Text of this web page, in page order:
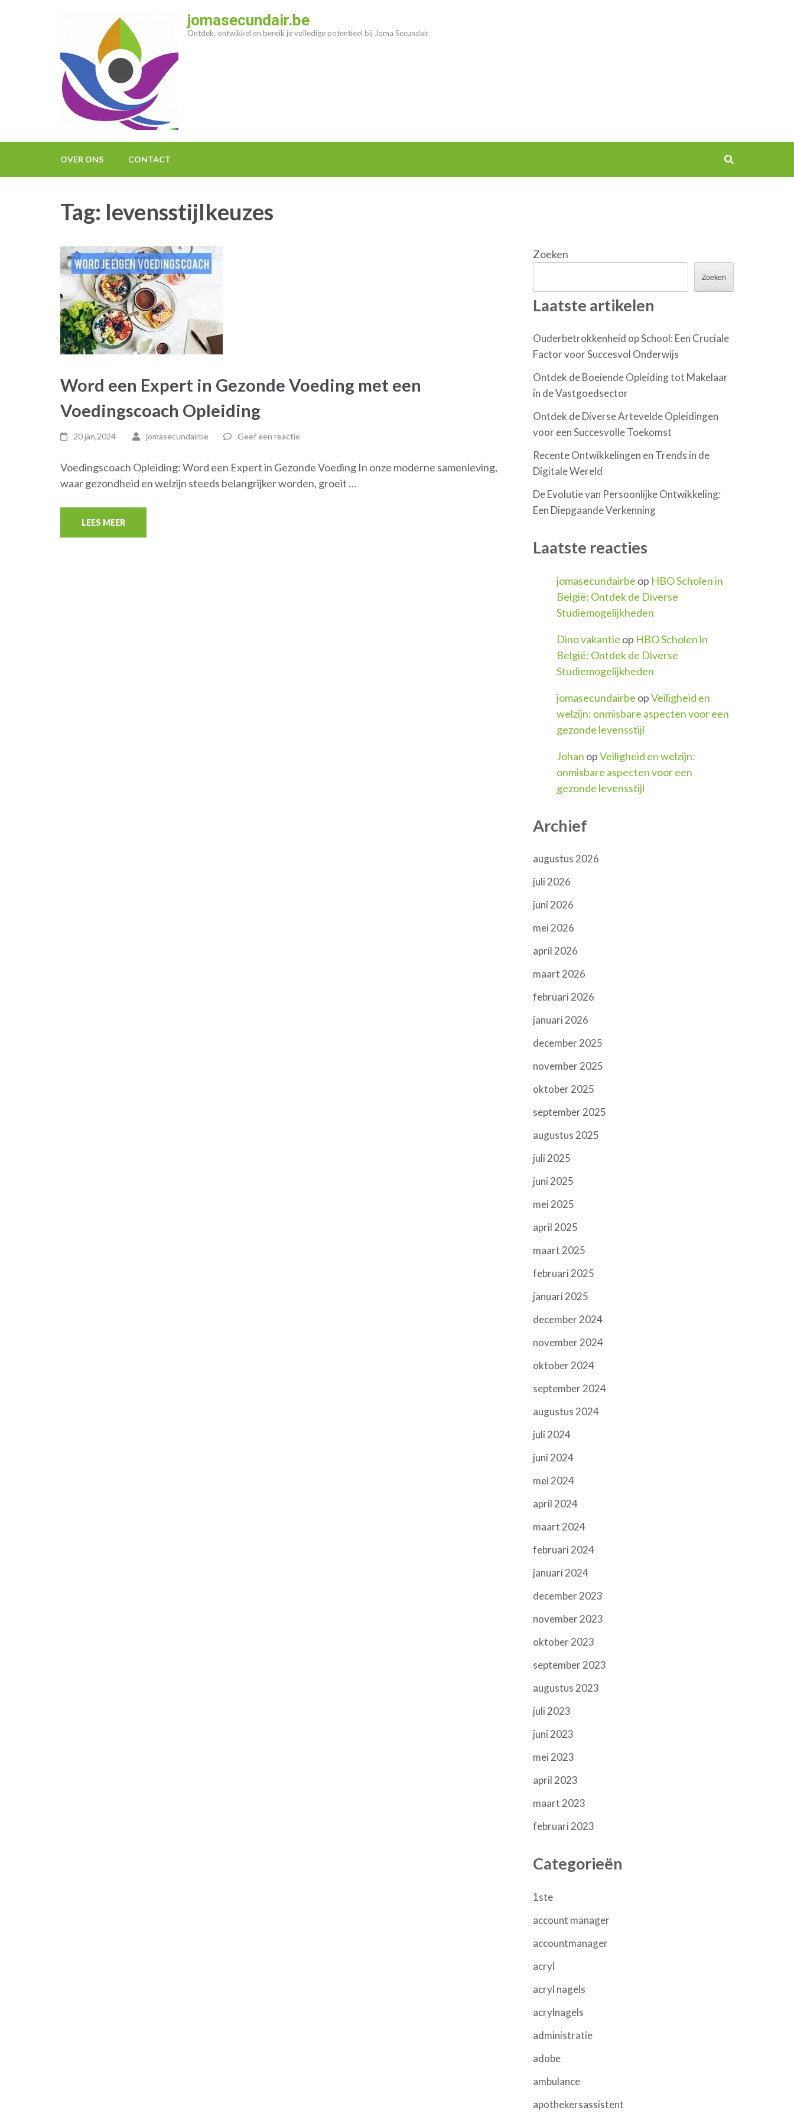
jomasecundair.be
Ontdek, ontwikkel en bereik je volledige potentieel bij Joma Secundair.
OVER ONS CONTACT
Tag: levensstijlkeuzes
Word een Expert in Gezonde Voeding met een
Voedingscoach Opleiding
20 jan,2024 jomasecundairbe Geef een reactie
Voedingscoach Opleiding: Word een Expert in Gezonde Voeding In onze moderne samenleving,
waar gezondheid en welzijn steeds belangrijker worden, groeit …
LEES MEER
Zoeken
Zoeken
Laatste artikelen
Ouderbetrokkenheid op School: Een Cruciale
Factor voor Succesvol Onderwijs
Ontdek de Boeiende Opleiding tot Makelaar
in de Vastgoedsector
Ontdek de Diverse Artevelde Opleidingen
voor een Succesvolle Toekomst
Recente Ontwikkelingen en Trends in de
Digitale Wereld
De Evolutie van Persoonlijke Ontwikkeling:
Een Diepgaande Verkenning
Laatste reacties
jomasecundairbe op HBO Scholen in
België: Ontdek de Diverse
Studiemogelijkheden
Dino vakantie op HBO Scholen in
België: Ontdek de Diverse
Studiemogelijkheden
jomasecundairbe opVeiligheid en
welzijn: onmisbare aspecten voor een
gezonde levensstijl
Johan opVeiligheid en welzijn:
onmisbare aspecten voor een
gezonde levensstijl
Archief
augustus 2026
juli 2026
juni 2026
mei 2026
april 2026
maart 2026
februari 2026
januari 2026
december 2025
november 2025
oktober 2025
september 2025
augustus 2025
juli 2025
juni 2025
mei 2025
april 2025
maart 2025
februari 2025
januari 2025
december 2024
november 2024
oktober 2024
september 2024
augustus 2024
juli 2024
juni 2024
mei 2024
april 2024
maart 2024
februari 2024
januari 2024
december 2023
november 2023
oktober 2023
september 2023
augustus 2023
juli 2023
juni 2023
mei 2023
april 2023
maart 2023
februari 2023
Categorieën
1ste
account manager
accountmanager
acryl
acryl nagels
acrylnagels
administratie
adobe
ambulance
apothekersassistent